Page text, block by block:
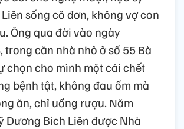
sống cô đơn, không vợ con
Ông qua đời vào ngày
căn nhà nhỏ ở số 55 Bà
chọn cho mình một cái chết
bệnh tật, không đau ốm mà
ăn, chỉ uống rượu. Năm
Dương Bích Liên được Nhà